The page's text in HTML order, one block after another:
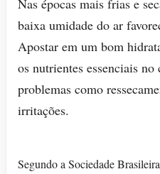
Nas épocas mais frias e
baixa umidade do ar
Apostar em um bom
os nutrientes essenciais
problemas como
irritações.
Segundo a Sociedade